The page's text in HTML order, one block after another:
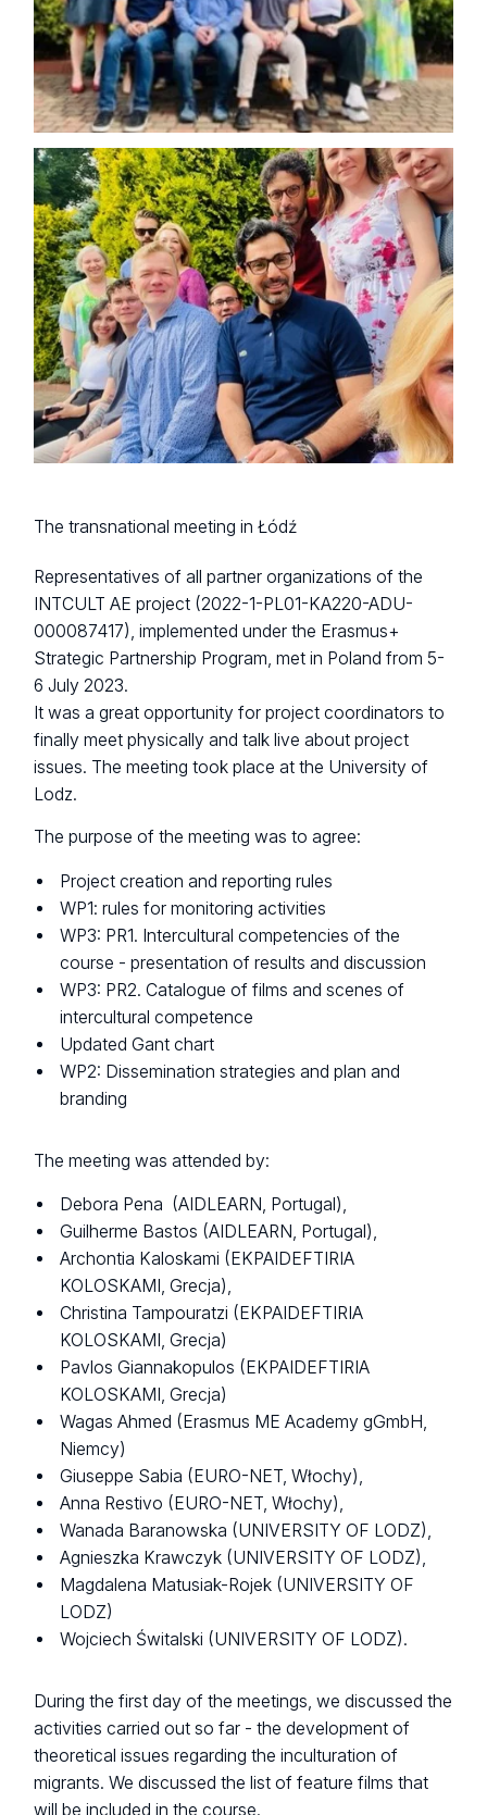
The transnational meeting in Łódź
Representatives of all partner organizations of the
INTCULT AE project (2022-1-PL01-KA220-ADU-
000087417), implemented under the Erasmus+
Strategic Partnership Program, met in Poland from 5-
6 July 2023.
It was a great opportunity for project coordinators to
finally meet physically and talk live about project
issues. The meeting took place at the University of
Lodz.
The purpose of the meeting was to agree:
Project creation and reporting rules
WP1: rules for monitoring activities
WP3: PR1. Intercultural competencies of the
course - presentation of results and discussion
WP3: PR2. Catalogue of films and scenes of
intercultural competence
Updated Gant chart
WP2: Dissemination strategies and plan and
branding
The meeting was attended by:
Debora Pena (AIDLEARN, Portugal),
Guilherme Bastos (AIDLEARN, Portugal),
Archontia Kaloskami (EKPAIDEFTIRIA
KOLOSKAMI, Grecja),
Christina Tampouratzi (EKPAIDEFTIRIA
KOLOSKAMI, Grecja)
Pavlos Giannakopulos (EKPAIDEFTIRIA
KOLOSKAMI, Grecja)
Wagas Ahmed (Erasmus ME Academy gGmbH,
Niemcy)
Giuseppe Sabia (EURO-NET, Włochy),
Anna Restivo (EURO-NET, Włochy),
Wanada Baranowska (UNIVERSITY OF LODZ),
Agnieszka Krawczyk (UNIVERSITY OF LODZ),
Magdalena Matusiak-Rojek (UNIVERSITY OF
LODZ)
Wojciech Świtalski (UNIVERSITY OF LODZ).
During the first day of the meetings, we discussed the
activities carried out so far - the development of
theoretical issues regarding the inculturation of
migrants. We discussed the list of feature films that
will be included in the course.